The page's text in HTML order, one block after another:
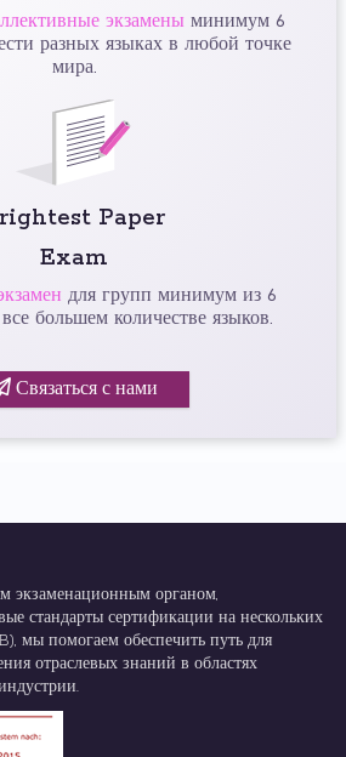
экзамены минимум 6
разных языках в любой точке
мира.
Paper
Exam
для групп минимум из 6
большем количестве языков.
Связаться с нами
экзаменационным органом,
стандарты сертификации на нескольких
мы помогаем обеспечить путь для
отраслевых знаний в областях